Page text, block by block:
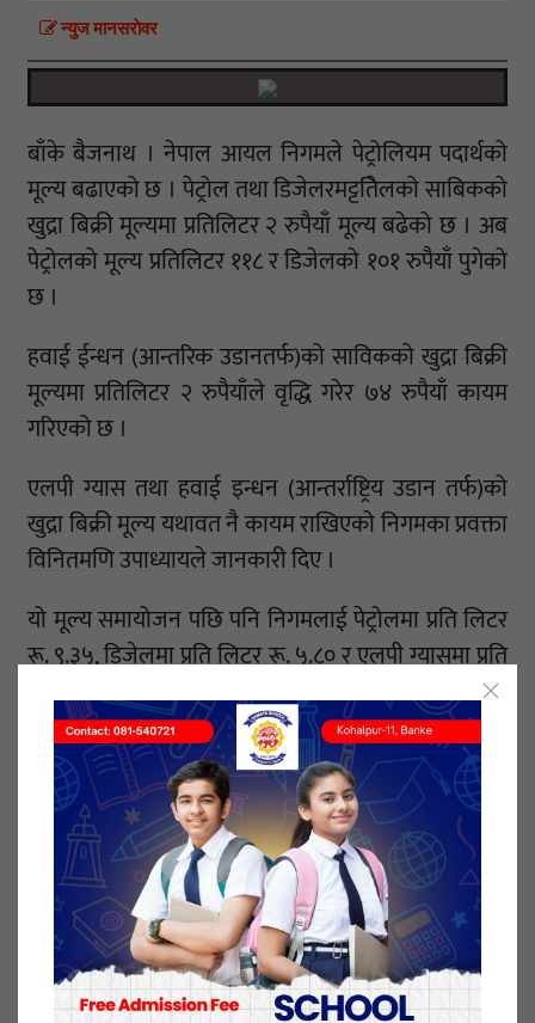
न्युज मानसराेवर
बाँके बैजनाथ । नेपाल आयल निगमले पेट्रोलियम पदार्थको
मूल्य बढाएको छ । पेट्रोल तथा डिजेलरमट्टतिेलको साबिकको
खुद्रा बिक्री मूल्यमा प्रतिलिटर २ रुपैयाँ मूल्य बढेको छ । अब
पेट्रोलको मूल्य प्रतिलिटर ११८ र डिजेलको १०१ रुपैयाँ पुगेको
छ ।
हवाई ईन्धन (आन्तरिक उडानतर्फ)को साविकको खुद्रा बिक्री
मूल्यमा प्रतिलिटर २ रुपैयाँले वृद्धि गरेर ७४ रुपैयाँ कायम
गरिएको छ ।
एलपी ग्यास तथा हवाई इन्धन (आन्तर्राष्ट्रिय उडान तर्फ)को
खुद्रा बिक्री मूल्य यथावत नै कायम राखिएको निगमका प्रवक्ता
विनितमणि उपाध्यायले जानकारी दिए ।
यो मूल्य समायोजन पछि पनि निगमलाई पेट्रोलमा प्रति लिटर
रू. ९.३५, डिजेलमा प्रति लिटर रू. ५.८० र एलपी ग्यासमा प्रति
सिलिण्डर रू। ३९२.८२ घाटा कायम रहने उनले बताए ।
अर्धमासिक रूपमा निगमलाई करिब १ अर्व २७ करोड ७०
लाख घाटा रहिरहने उपाध्यायले जानकारी दिए ।
सो घाटा रकम मूल्य स्थिरिकरण कोष तथा निगमको संचित
नाफाबाट व्यवस्थापन गरिने गरिने उनले बताए । पछिल्ला
महिनामा सरकारले पटक-पटक पेट्रोलियम पदार्थमा मूल्य वृद्धि
गर्दै आएको छ ।
३ चैत्र २०७७, मंगलवार प्रकाशित